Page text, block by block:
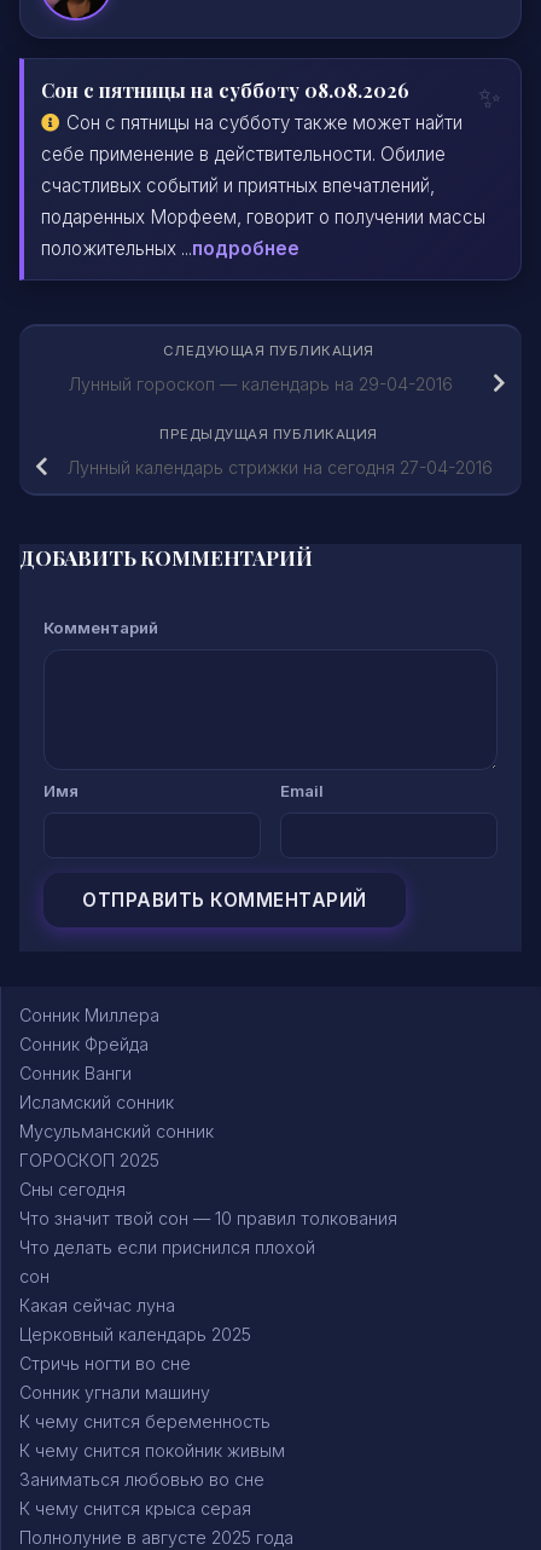
Сон с пятницы на субботу 08.08.2026
Сон с пятницы на субботу также может найти
себе применение в действительности. Обилие
счастливых событий и приятных впечатлений,
подаренных Морфеем, говорит о получении массы
положительных ...подробнее
СЛЕДУЮЩАЯ ПУБЛИКАЦИЯ
Лунный гороскоп — календарь на 29-04-2016
ПРЕДЫДУЩАЯ ПУБЛИКАЦИЯ
Лунный календарь стрижки на сегодня 27-04-2016
ДОБАВИТЬ КОММЕНТАРИЙ
Комментарий
Имя Email
Сонник Миллера
Сонник Фрейда
Сонник Ванги
Исламский сонник
Мусульманский сонник
ГОРОСКОП 2025
Сны сегодня
Что значит твой сон — 10 правил толкования
Что делать если приснился плохой
сон
Какая сейчас луна
Церковный календарь 2025
Стричь ногти во сне
Сонник угнали машину
К чему снится беременность
К чему снится покойник живым
Заниматься любовью во сне
К чему снится крыса серая
Полнолуние в августе 2025 года